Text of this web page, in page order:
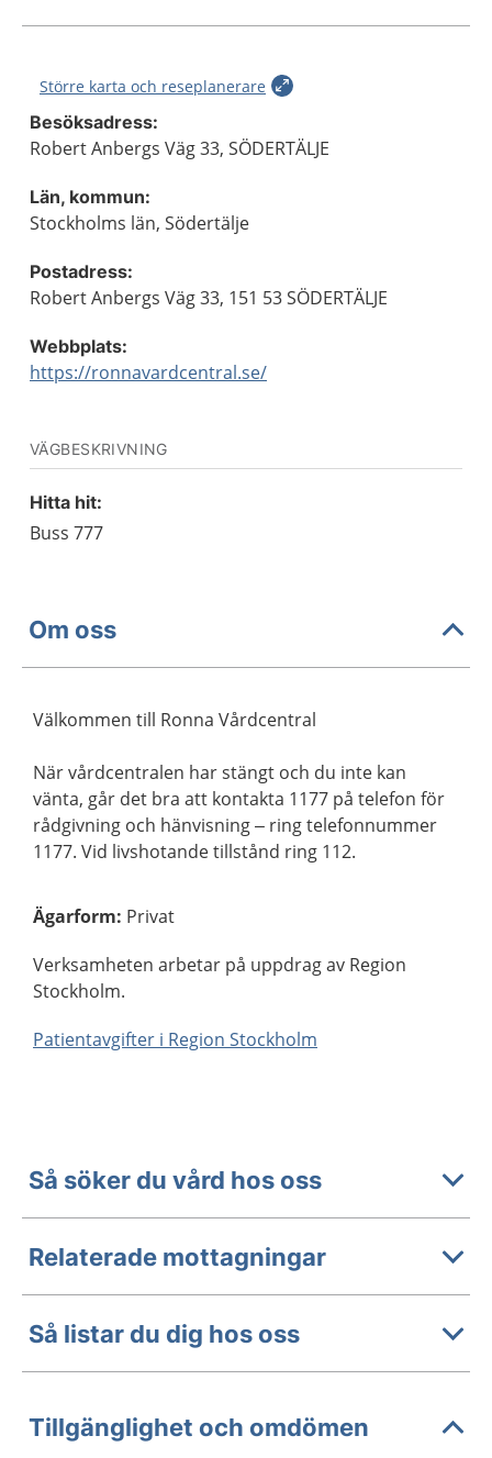
Större karta och reseplanerare
Besöksadress:
Robert Anbergs Väg 33, SÖDERTÄLJE
Län, kommun:
Stockholms län, Södertälje
Postadress:
Robert Anbergs Väg 33, 151 53 SÖDERTÄLJE
Webbplats:
https://ronnavardcentral.se/
VÄGBESKRIVNING
Hitta hit:
Buss 777
Om oss
Välkommen till Ronna Vårdcentral
När vårdcentralen har stängt och du inte kan
vänta, går det bra att kontakta 1177 på telefon för
rådgivning och hänvisning – ring telefonnummer
1177. Vid livshotande tillstånd ring 112.
Ägarform: Privat
Verksamheten arbetar på uppdrag av Region
Stockholm.
Patientavgifter i Region Stockholm
Så söker du vård hos oss
Relaterade mottagningar
Så listar du dig hos oss
Tillgänglighet och omdömen